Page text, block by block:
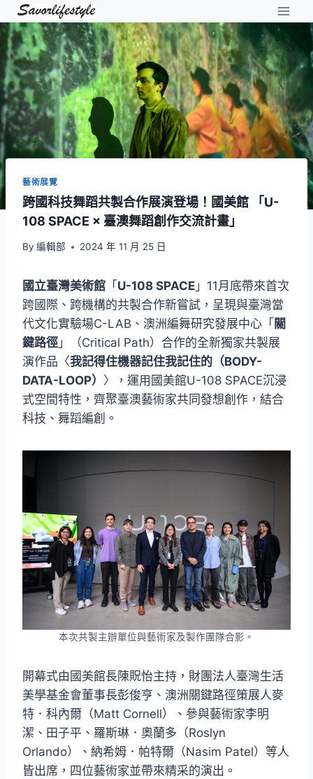
Skip
to
content
藝術展覽
跨國科技舞蹈共製合作展演登場！國美館 「U-
108 SPACE × 臺澳舞蹈創作交流計畫」
By 編輯部 2024 年 11 月 25 日
國立臺灣美術館 「 U-108 SPACE 」11月底帶來首次
跨國際、跨機構的共製合作新嘗試，呈現與臺灣當
代文化實驗場C-LAB、澳洲編舞研究發展中心「 關
鍵路徑 」（Critical Path）合作的全新獨家共製展
演作品〈我記得住機器記住我記住的（BODY-
DATA-LOOP） 〉，運用國美館U-108 SPACE沉浸
式空間特性，齊聚臺澳藝術家共同發想創作，結合
科技、舞蹈編創。
本次共製主辦單位與藝術家及製作團隊合影。
開幕式由國美館長陳貺怡主持，財團法人臺灣生活
美學基金會董事長彭俊亨、澳洲關鍵路徑策展人麥
特．科內爾（Matt Cornell）、參與藝術家李明
潔、田子平、羅斯琳．奧蘭多（Roslyn
Orlando）、納希姆．帕特爾（Nasim Patel）等人
皆出席，四位藝術家並帶來精采的演出。